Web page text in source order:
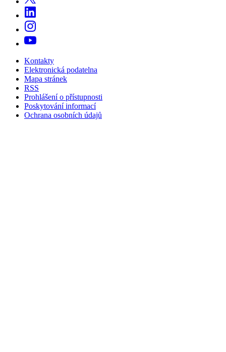
Kontakty
Elektronická podatelna
Mapa stránek
RSS
Prohlášení o přístupnosti
Poskytování informací
Ochrana osobních údajů